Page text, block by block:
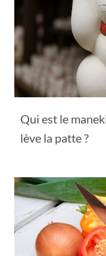
Qui est le
lève la patte ?